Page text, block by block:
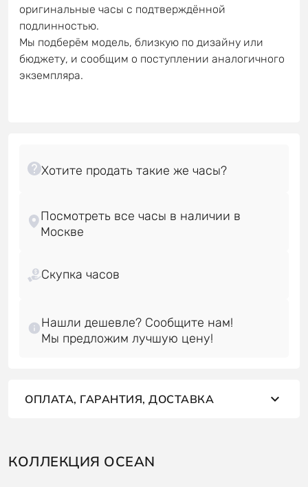
оригинальные часы с подтверждённой
подлинностью.
Мы подберём модель, близкую по дизайну или
бюджету, и сообщим о поступлении аналогичного
экземпляра.
Посмотреть все часы в наличии в
Скупка часов
Нашли дешевле? Сообщите нам!
ОПЛАТА, ГАРАНТИЯ, ДОСТАВКА
КОЛЛЕКЦИЯ OCEAN